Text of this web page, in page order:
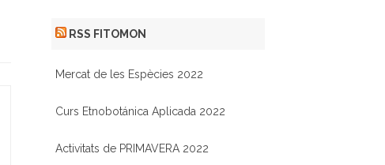
RSS FITOMON
Mercat de les Espècies 2022
Curs Etnobotánica Aplicada 2022
Activitats de PRIMAVERA 2022